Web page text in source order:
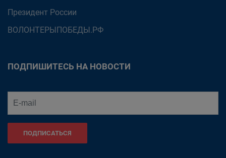
Президент России
ВОЛОНТЕРЫПОБЕДЫ.РФ
ПОДПИШИТЕСЬ НА НОВОСТИ
ПОДПИСАТЬСЯ